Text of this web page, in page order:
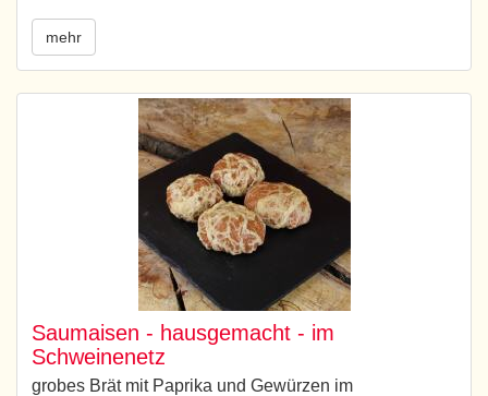
mehr
Saumaisen - hausgemacht - im
Schweinenetz
grobes Brät mit Paprika und Gewürzen im